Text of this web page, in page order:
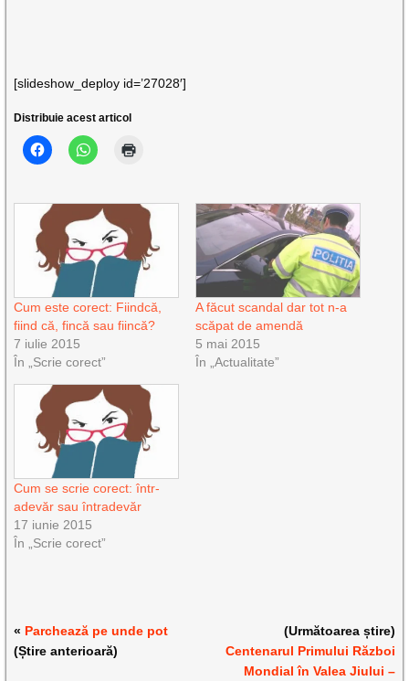
[slideshow_deploy id=’27028′]
Distribuie acest articol
Cum este corect: Fiindcă,
fiind că, fincă sau fiincă?
7 iulie 2015
În „Scrie corect”
A făcut scandal dar tot n-a
scăpat de amendă
5 mai 2015
În „Actualitate”
Cum se scrie corect: într-
adevăr sau întradevăr
17 iunie 2015
În „Scrie corect”
« Parchează pe unde pot
(Știre anterioară)
(Următoarea știre)
Centenarul Primului Război
Mondial în Valea Jiului –